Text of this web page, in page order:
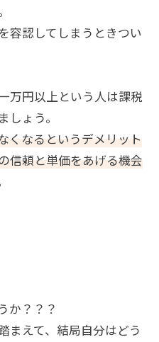
容認してしまうときつい
万円以上という人は課税
ょう。
くなるというデメリット
信頼と単価をあげる機会
か？？？
まえて、結局自分はどう